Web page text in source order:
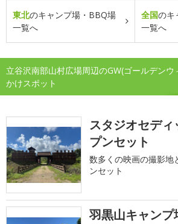
東北のキャンプ場・BBQ場
一覧へ
全国のキ
一覧へ
立谷沢南部山村広場周辺のGW(ゴールデン
かけスポット
スタジオセデ
プンセット
数多くの映画の撮影地
ンセット
羽黒山キャンプ